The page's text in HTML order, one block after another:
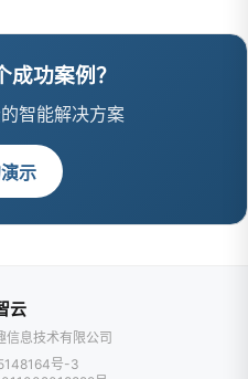
成功案例？
智能解决方案
示
云
息技术有限公司
号-3